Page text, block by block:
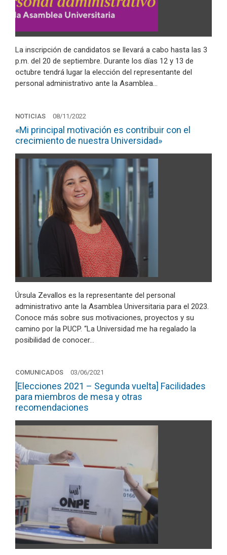
La inscripción de candidatos se llevará a cabo hasta las 3
p.m. del 20 de septiembre. Durante los días 12 y 13 de
octubre tendrá lugar la elección del representante del
personal administrativo ante la Asamblea…
NOTICIAS 08/11/2022
«Mi principal motivación es contribuir con el
crecimiento de nuestra Universidad»
Úrsula Zevallos es la representante del personal
administrativo ante la Asamblea Universitaria para el 2023.
Conoce más sobre sus motivaciones, proyectos y su
camino por la PUCP. “La Universidad me ha regalado la
posibilidad de conocer…
COMUNICADOS 03/06/2021
[Elecciones 2021 – Segunda vuelta] Facilidades
para miembros de mesa y otras
recomendaciones